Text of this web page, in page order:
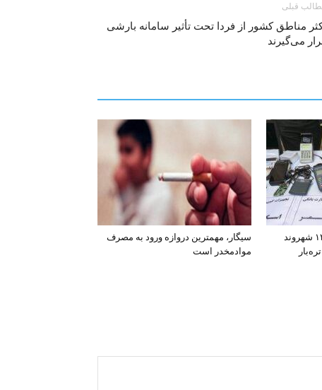
قبلی
مناطق کشور از فردا تحت تأثیر سامانه بارشی
می‌گیرند
سیگار، مهمترین دروازه ورود به مصرف
موادمخدر است
افشای اطلاعات بانکی ۱۲۰۰ شهروند